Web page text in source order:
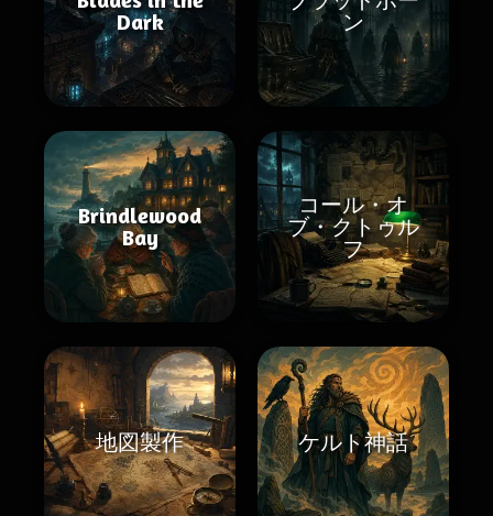
Dark
ン
Brindlewood
Bay
コール・オ
ブ・クトゥル
フ
地図製作 ケルト神話